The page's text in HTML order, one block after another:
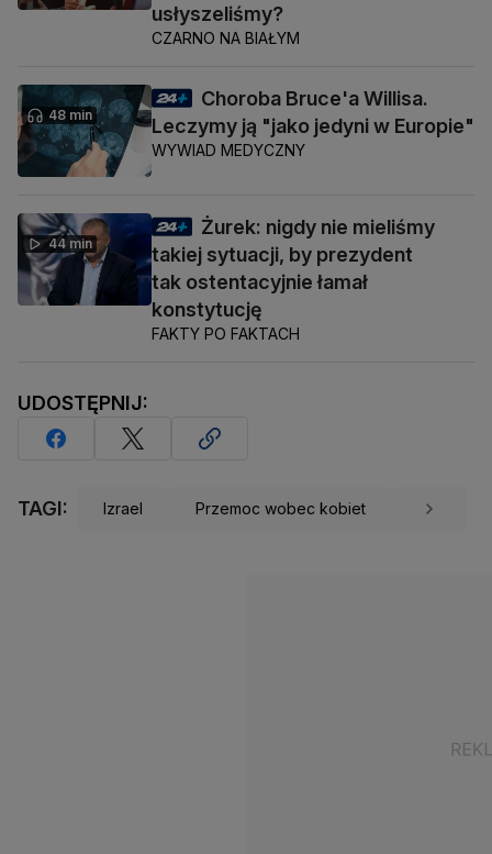
usłyszeliśmy?
CZARNO NA BIAŁYM
48 min
Choroba Bruce'a Willisa.
Leczymy ją "jako jedyni w Europie"
WYWIAD MEDYCZNY
44 min
Żurek: nigdy nie mieliśmy
takiej sytuacji, by prezydent
tak ostentacyjnie łamał
konstytucję
FAKTY PO FAKTACH
UDOSTĘPNIJ:
TAGI: Izrael Przemoc wobec kobiet